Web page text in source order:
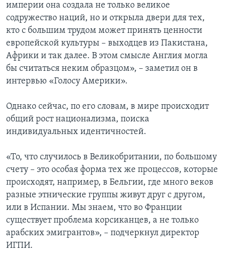
империи она создала не только великое
содружество наций, но и открыла двери для тех,
кто с большим трудом может принять ценности
европейской культуры – выходцев из Пакистана,
Африки и так далее. В этом смысле Англия могла
бы считаться неким образцом», – заметил он в
интервью «Голосу Америки».
Однако сейчас, по его словам, в мире происходит
общий рост национализма, поиска
индивидуальных идентичностей.
«То, что случилось в Великобритании, по большому
счету – это особая форма тех же процессов, которые
происходят, например, в Бельгии, где много веков
разные этнические группы живут друг с другом,
или в Испании. Мы знаем, что во Франции
существует проблема корсиканцев, а не только
арабских эмигрантов», – подчеркнул директор
ИГПИ.